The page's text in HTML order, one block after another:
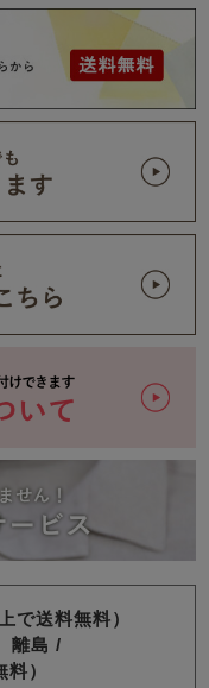
で送料無料）
離島 /
）